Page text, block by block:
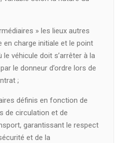
» les lieux autres
en charge initiale et le point
le véhicule doit s’arrêter à la
le donneur d’ordre lors de
;
définis en fonction de
de circulation et de
garantissant le respect
et de la